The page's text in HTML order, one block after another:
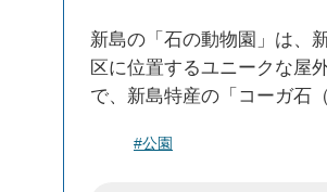
新島の「石の動物園」は、
区に位置するユニークな屋
で、新島特産の「コーガ石
が並んでいます。象やライ
#公園